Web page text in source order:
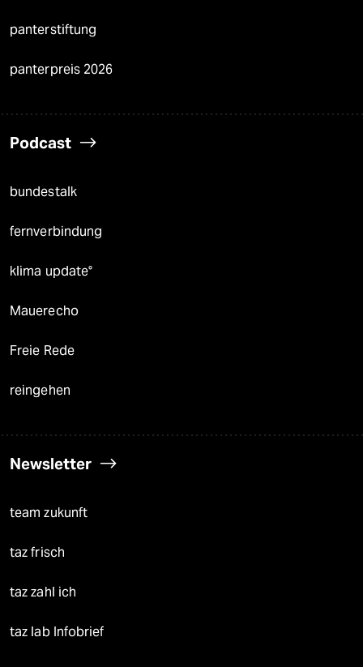
panterstiftung
panterpreis 2026
Podcast
bundestalk
fernverbindung
klima update°
Mauerecho
Freie Rede
reingehen
Newsletter
team zukunft
taz frisch
taz zahl ich
taz lab Infobrief